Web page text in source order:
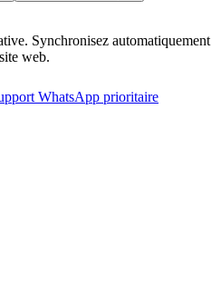
Synchronisez automatiquement
web.
WhatsApp prioritaire